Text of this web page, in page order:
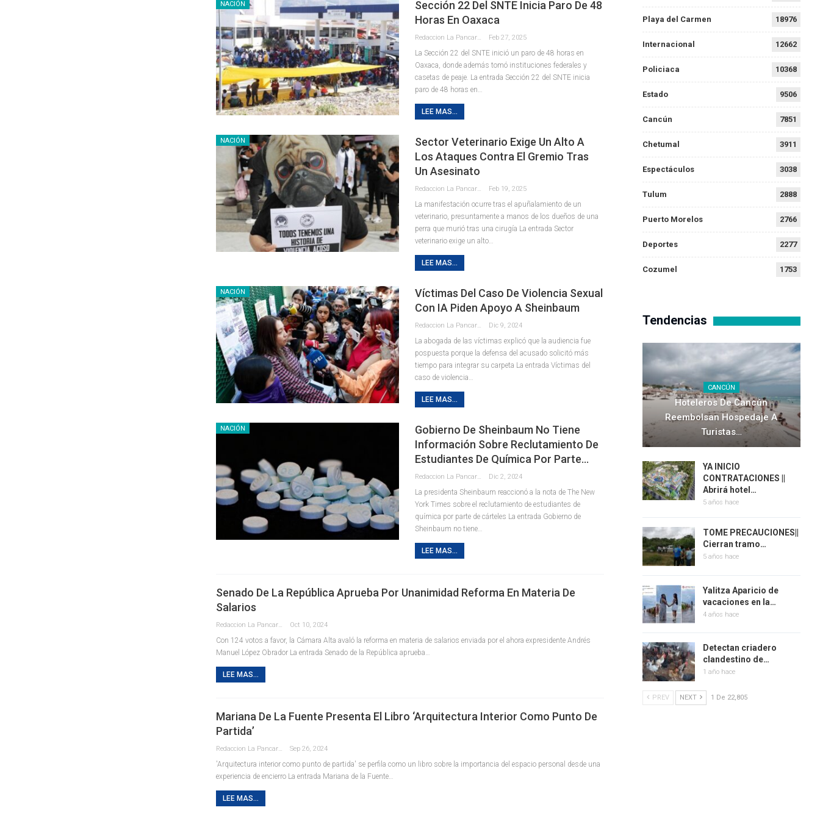
NACIÓN
Sección 22 Del SNTE Inicia Paro De 48
Horas En Oaxaca
Feb 27, 2025
La Sección 22 del SNTE inició un paro de 48 horas en
Oaxaca, donde además tomó instituciones federales y
casetas de peaje. La entrada Sección 22 del SNTE inicia
paro de 48 horas en…
LEE MAS...
NACIÓN
Sector Veterinario Exige Un Alto A
Los Ataques Contra El Gremio Tras
Un Asesinato
Feb 19, 2025
La manifestación ocurre tras el apuñalamiento de un
veterinario, presuntamente a manos de los dueños de una
perra que murió tras una cirugía La entrada Sector
veterinario exige un alto…
LEE MAS...
NACIÓN
Víctimas Del Caso De Violencia Sexual
Con IA Piden Apoyo A Sheinbaum
Dic 9, 2024
La abogada de las víctimas explicó que la audiencia fue
pospuesta porque la defensa del acusado solicitó más
tiempo para integrar su carpeta La entrada Víctimas del
caso de violencia…
LEE MAS...
NACIÓN
Gobierno De Sheinbaum No Tiene
Información Sobre Reclutamiento De
Estudiantes De Química Por Parte…
Dic 2, 2024
La presidenta Sheinbaum reaccionó a la nota de The New
York Times sobre el reclutamiento de estudiantes de
química por parte de cárteles La entrada Gobierno de
Sheinbaum no tiene…
LEE MAS...
Senado De La República Aprueba Por Unanimidad Reforma En Materia De
Salarios
Oct 10, 2024
Con 124 votos a favor, la Cámara Alta avaló la reforma en materia de salarios enviada por el ahora expresidente Andrés
Manuel López Obrador La entrada Senado de la República aprueba…
LEE MAS...
Mariana De La Fuente Presenta El Libro ‘Arquitectura Interior Como Punto De
Partida’
Sep 26, 2024
'Arquitectura interior como punto de partida' se perfila como un libro sobre la importancia del espacio personal desde una
experiencia de encierro La entrada Mariana de la Fuente…
LEE MAS...
Playa del Carmen 18976
Internacional 12662
Policiaca 10368
Estado 9506
Cancún 7851
Chetumal 3911
Espectáculos 3038
Tulum 2888
Puerto Morelos 2766
Deportes 2277
Cozumel 1753
Tendencias
CANCÚN
Hoteleros De Cancún
Reembolsan Hospedaje A
Turistas…
YA INICIO
CONTRATACIONES ||
Abrirá hotel…
5 años hace
TOME PRECAUCIONES||
Cierran tramo…
5 años hace
Yalitza Aparicio de
vacaciones en la…
4 años hace
Detectan criadero
clandestino de…
1 año hace
PREV NEXT 1 De 22,805